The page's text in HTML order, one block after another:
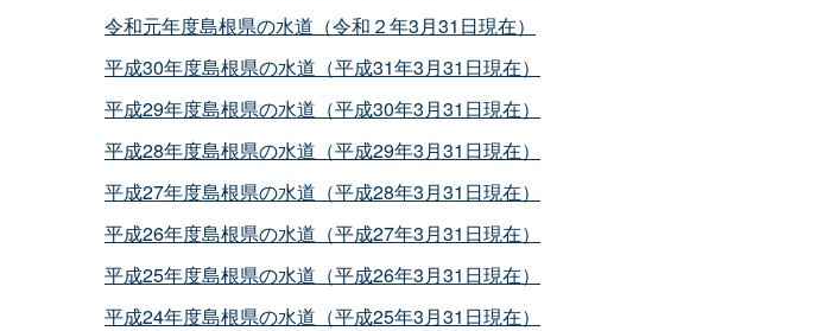
令和元年度島根県の水道（令和２年3月31日現在）
平成30年度島根県の水道（平成31年3月31日現在）
平成29年度島根県の水道（平成30年3月31日現在）
平成28年度島根県の水道（平成29年3月31日現在）
平成27年度島根県の水道（平成28年3月31日現在）
平成26年度島根県の水道（平成27年3月31日現在）
平成25年度島根県の水道（平成26年3月31日現在）
平成24年度島根県の水道（平成25年3月31日現在）